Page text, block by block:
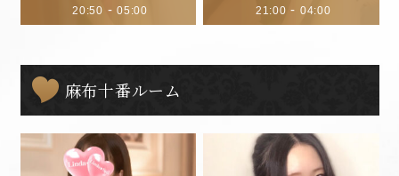
20:50 -05:00 21:00 - 04:00
麻布十番ルーム